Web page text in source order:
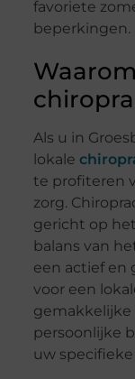
favoriete
beperkingen.
Als u in
lokale
te profiteren
zorg.
gericht op
balans van
een actief en
voor een
gemakkelijke
persoonlijke
uw